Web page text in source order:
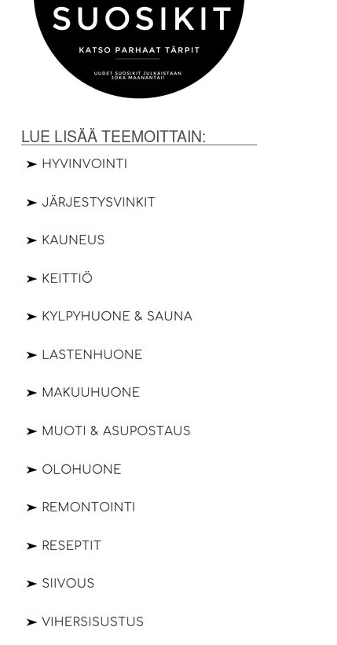
LUE LISÄÄ TEEMOITTAIN: